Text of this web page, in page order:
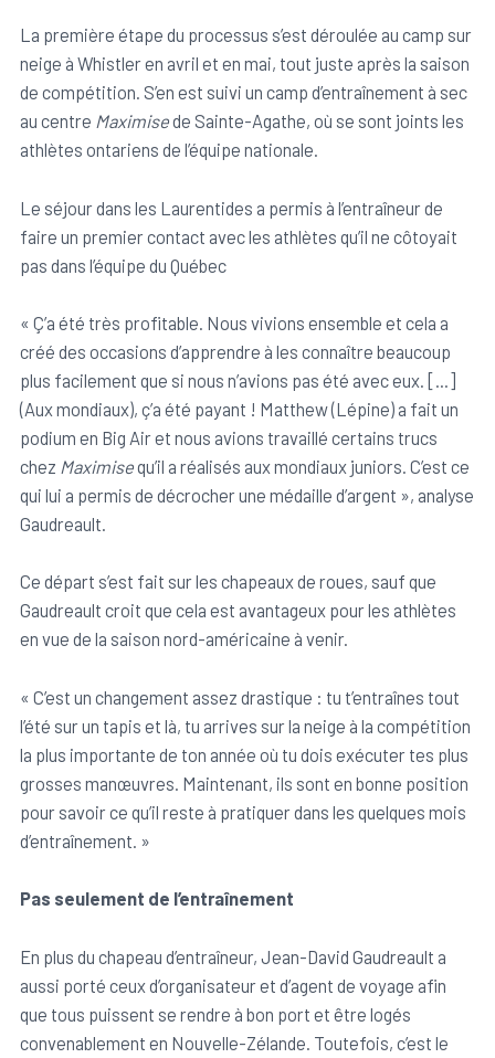
La première étape du processus s’est déroulée au camp sur
neige à Whistler en avril et en mai, tout juste après la saison
de compétition. S’en est suivi un camp d’entraînement à sec
au centre Maximisede Sainte-Agathe, où se sont joints les
athlètes ontariens de l’équipe nationale.
Le séjour dans les Laurentides a permis à l’entraîneur de
faire un premier contact avec les athlètes qu’il ne côtoyait
pas dans l’équipe du Québec
« Ç’a été très profitable. Nous vivions ensemble et cela a
créé des occasions d’apprendre à les connaître beaucoup
plus facilement que si nous n’avions pas été avec eux. [...]
(Aux mondiaux), ç’a été payant ! Matthew (Lépine) a fait un
podium en Big Air et nous avions travaillé certains trucs
chez Maximisequ’il a réalisés aux mondiaux juniors. C’est ce
qui lui a permis de décrocher une médaille d’argent », analyse
Gaudreault.
Ce départ s’est fait sur les chapeaux de roues, sauf que
Gaudreault croit que cela est avantageux pour les athlètes
en vue de la saison nord-américaine à venir.
« C’est un changement assez drastique : tu t’entraînes tout
l’été sur un tapis et là, tu arrives sur la neige à la compétition
la plus importante de ton année où tu dois exécuter tes plus
grosses manœuvres. Maintenant, ils sont en bonne position
pour savoir ce qu’il reste à pratiquer dans les quelques mois
d’entraînement. »
Pas seulement de l’entraînement
En plus du chapeau d’entraîneur, Jean-David Gaudreault a
aussi porté ceux d’organisateur et d’agent de voyage afin
que tous puissent se rendre à bon port et être logés
convenablement en Nouvelle-Zélande. Toutefois, c’est le